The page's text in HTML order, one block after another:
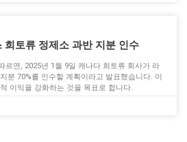
희토류 정제소 과반 지분 인수
르면, 2025년 1월 9일 캐나다 희토류 회사가 라
분 70%를 인수할 계획이라고 발표했습니다. 이
이익을 강화하는 것을 목표로 합니다.